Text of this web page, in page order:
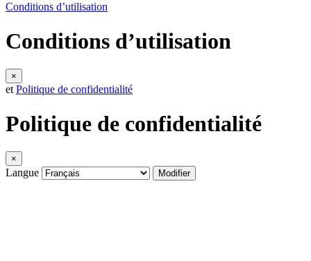
Conditions d’utilisation
Conditions d’utilisation
×
et Politique de confidentialité
Politique de confidentialité
×
Langue